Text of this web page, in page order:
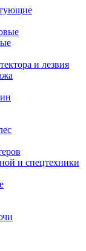
и лезвия
и спецтехники